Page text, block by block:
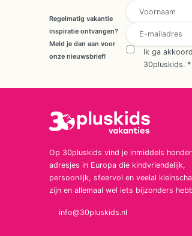
Regelmatig vakantie
inspiratie ontvangen?
Meld je dan aan voor
onze nieuwsbrief!
Ik ga
30pluskids. *
Op 30pluskids vind je inmiddels
adresjes in Europa die kindvriendelijk,
persoonlijk, sfeervol en veelal
zijn en allemaal wel iets bijzonders
info@30pluskids.nl